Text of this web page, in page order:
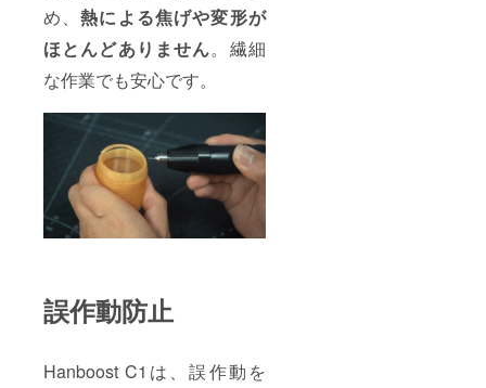
め、熱による焦げや変形が
ほとんどありません。繊細
な作業でも安心です。
誤作動防止
Hanboost C1は、誤作動を